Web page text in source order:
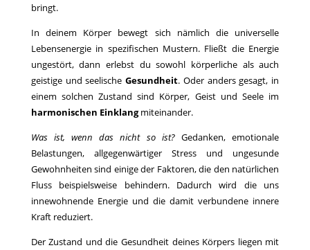
bringt.
In deinem Körper bewegt sich nämlich die universelle
Lebensenergie in spezifischen Mustern. Fließt die Energie
ungestört, dann erlebst du sowohl körperliche als auch
geistige und seelischeGesundheit. Oder anders gesagt, in
einem solchen Zustand sind Körper, Geist und Seele im
harmonischen Einklangmiteinander.
Was ist, wenn das nicht so ist?Gedanken, emotionale
Belastungen, allgegenwärtiger Stress und ungesunde
Gewohnheiten sind einige der Faktoren, die den natürlichen
Fluss beispielsweise behindern. Dadurch wird die uns
innewohnende Energie und die damit verbundene innere
Kraft reduziert.
Der Zustand und die Gesundheit deines Körpers liegen mit